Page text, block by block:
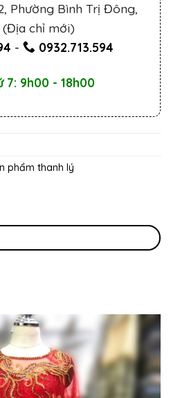
Phường Bình Trị Đông,
(Địa chỉ mới)
- 0932.713.594
7: 9h00 - 18h00
phẩm thanh lý